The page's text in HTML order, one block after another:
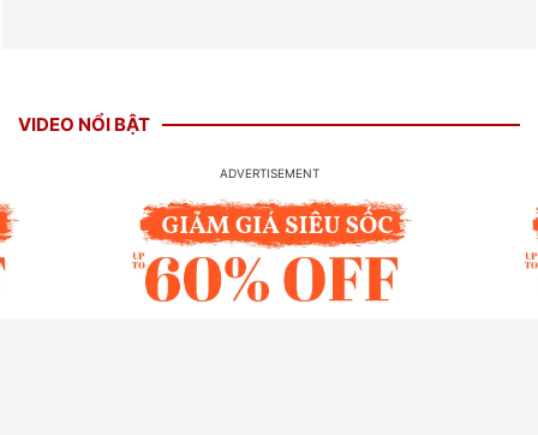
VIDEO NỔI BẬT